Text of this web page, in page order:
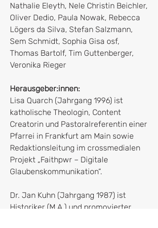
Nathalie Eleyth, Nele Christin Beichler,
Oliver Dedio, Paula Nowak, Rebecca
Lögers da Silva, Stefan Salzmann,
Sem Schmidt, Sophia Gisa osf,
Thomas Bartolf, Tim Guttenberger,
Veronika Rieger
Herausgeber:innen:
Lisa Quarch (Jahrgang 1996) ist
katholische Theologin, Content
Creatorin und Pastoralreferentin einer
Pfarrei in Frankfurt am Main sowie
Redaktionsleitung im crossmedialen
Projekt „Faithpwr – Digitale
Glaubenskommunikation“.
Dr. Jan Kuhn (Jahrgang 1987) ist
Historiker (M.A.) und promovierter